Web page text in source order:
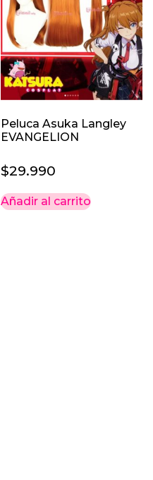
Peluca Asuka Langley
EVANGELION
$29.990
Añadir al carrito